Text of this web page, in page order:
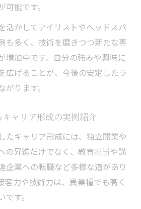
重視の美容師転職先と理由
広がる30代女性の転職選択肢
に役立つ30代の転職成功事例
出す美容業界の新潮流
活かす在宅ワークの可能性
転向で広がるキャリア形成の道
する在宅ワークの始め方と注
能です。
活かしてアイリストやヘッドスパ
も多く、技術を磨きつつ新たな専
増加中です。自分の強みや興味に
広げることが、今後の安定したラ
ります。
ャリア形成の実例紹介
たキャリア形成には、独立開業や
の昇進だけでなく、教育担当や講
企業への転職など多様な道があり
客力や技術力は、異業種でも高く
す。